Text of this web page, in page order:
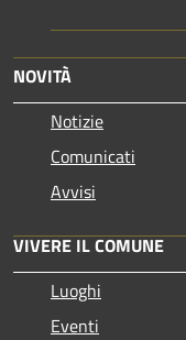
NOVITÀ
Notizie
Comunicati
Avvisi
VIVERE IL COMUNE
Luoghi
Eventi